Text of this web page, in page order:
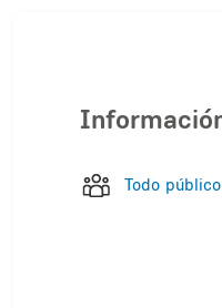
Todo público